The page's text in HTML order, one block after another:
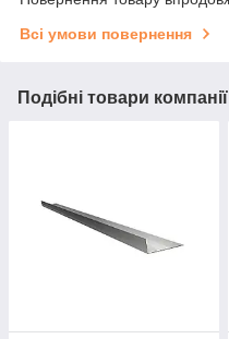
Всі умови повернення
Подібні товари компанії